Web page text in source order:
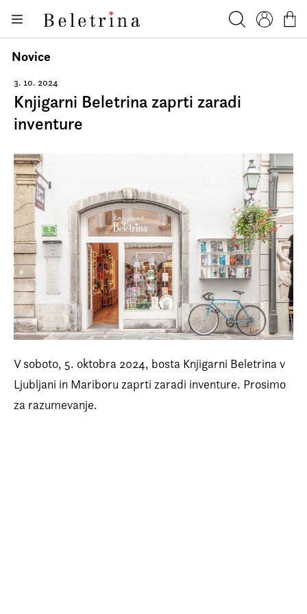
Beletrina
Knjige
Avtorji
Novice
Podkasti
Akcije
O nas
Beletrinini projekti
Kontakt
Prijava na e-novice
Foreign Rights
Novice
3. 10. 2024
Knjigarni Beletrina zaprti zaradi
inventure
V soboto, 5. oktobra 2024, bosta Knjigarni Beletrina v
Ljubljani in Mariboru zaprti zaradi inventure. Prosimo
za razumevanje.